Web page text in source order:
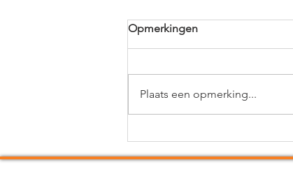
maar de CPB blijft bestaan
Opmerkingen
Plaats een opmerking...